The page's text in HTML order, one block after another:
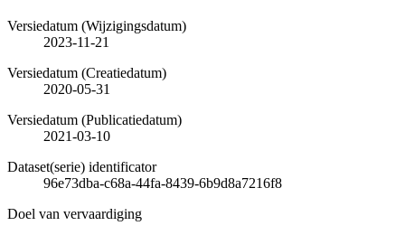
Versiedatum (Wijzigingsdatum)
2023-11-21
Versiedatum (Creatiedatum)
2020-05-31
Versiedatum (Publicatiedatum)
2021-03-10
Dataset(serie) identificator
96e73dba-c68a-44fa-8439-6b9d8a7216f8
Doel van vervaardiging